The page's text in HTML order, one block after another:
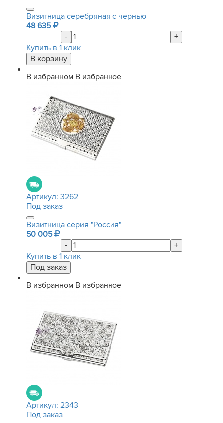
Визитница серебряная с чернью
48 635
-
+
Купить в 1 клик
В избранном В избранное
Артикул: 3262
Под заказ
Визитница серия "Россия"
50 005
-
+
Купить в 1 клик
В избранном В избранное
Артикул: 2343
Под заказ